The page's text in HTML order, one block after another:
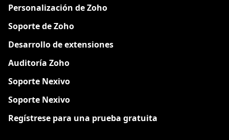
Personalización de Zoho
Soporte de Zoho
Desarrollo de extensiones
Auditoría Zoho
Soporte Nexivo
Soporte Nexivo
Regístrese para una prueba gratuita